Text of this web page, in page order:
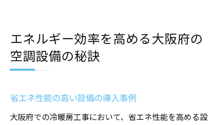
エネルギー効率を高める大阪府の
空調設備の秘訣
省エネ性能の高い設備の導入事例
大阪府での冷暖房工事において、省エネ性能を高める設